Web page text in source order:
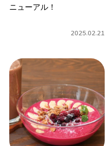
た。
ト
ニューアル！
2025.02.21